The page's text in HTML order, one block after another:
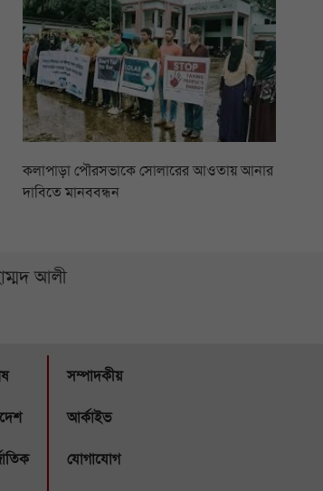
কলাপাড়া পৌরসভাকে সোলারের আওতায় আনার
দাবিতে মানববন্ধন
আলী
সম্পাদকীয়
আর্কাইভ
যোগাযোগ